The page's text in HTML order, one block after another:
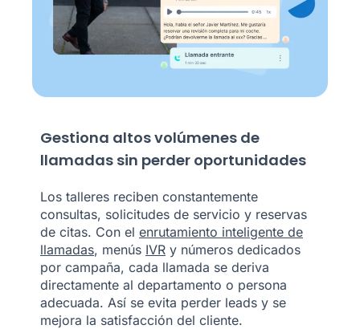
Gestiona altos volúmenes de
llamadas sin perder oportunidades
Los talleres reciben constantemente
consultas, solicitudes de servicio y reservas
de citas. Con el enrutamiento inteligente de
llamadas, menús IVR y números dedicados
por campaña, cada llamada se deriva
directamente al departamento o persona
adecuada. Así se evita perder leads y se
mejora la satisfacción del cliente.